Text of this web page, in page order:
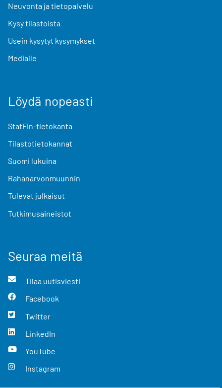
Neuvonta ja tietopalvelu
Kysy tilastoista
Usein kysytyt kysymykset
Medialle
Löydä nopeasti
StatFin-tietokanta
Tilastotietokannat
Suomi lukuina
Rahanarvonmuunnin
Tulevat julkaisut
Tutkimusaineistot
Seuraa meitä
Tilaa uutisviesti
Facebook
Twitter
LinkedIn
YouTube
Instagram